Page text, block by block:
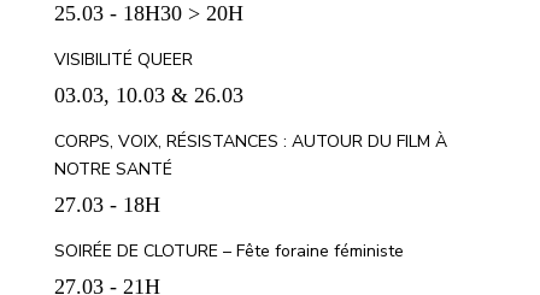
25.03 - 18H30 > 20H
VISIBILITÉ QUEER
03.03, 10.03 & 26.03
CORPS, VOIX, RÉSISTANCES : AUTOUR DU FILM À
NOTRE SANTÉ
27.03 - 18H
SOIRÉE DE CLOTURE – Fête foraine féministe
27.03 - 21H